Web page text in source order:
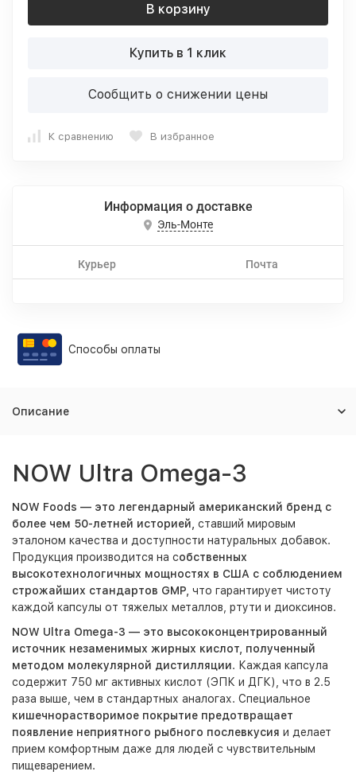
В корзину
Купить в 1 клик
Сообщить о снижении цены
К сравнению В избранное
Информация о доставке
Эль-Монте
Курьер Почта
Способы оплаты
Описание
NOW Ultra Omega-3
NOW Foods — это легендарный американский бренд с
более чем 50-летней историей, ставший мировым
эталоном качества и доступности натуральных добавок.
Продукция производится на собственных
высокотехнологичных мощностях в США с соблюдением
строжайших стандартов GMP, что гарантирует чистоту
каждой капсулы от тяжелых металлов, ртути и диоксинов.
NOW Ultra Omega-3 — это высококонцентрированный
источник незаменимых жирных кислот, полученный
методом молекулярной дистилляции. Каждая капсула
содержит 750 мг активных кислот (ЭПК и ДГК), что в 2.5
раза выше, чем в стандартных аналогах. Специальное
кишечнорастворимое покрытие предотвращает
появление неприятного рыбного послевкусия и делает
прием комфортным даже для людей с чувствительным
пищеварением.